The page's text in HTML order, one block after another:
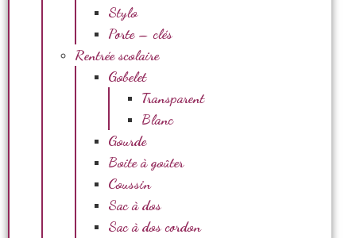
Stylo
Porte – clés
Rentrée scolaire
Gobelet
Transparent
Blanc
Gourde
Boite à goûter
Coussin
Sac à dos
Sac à dos cordon